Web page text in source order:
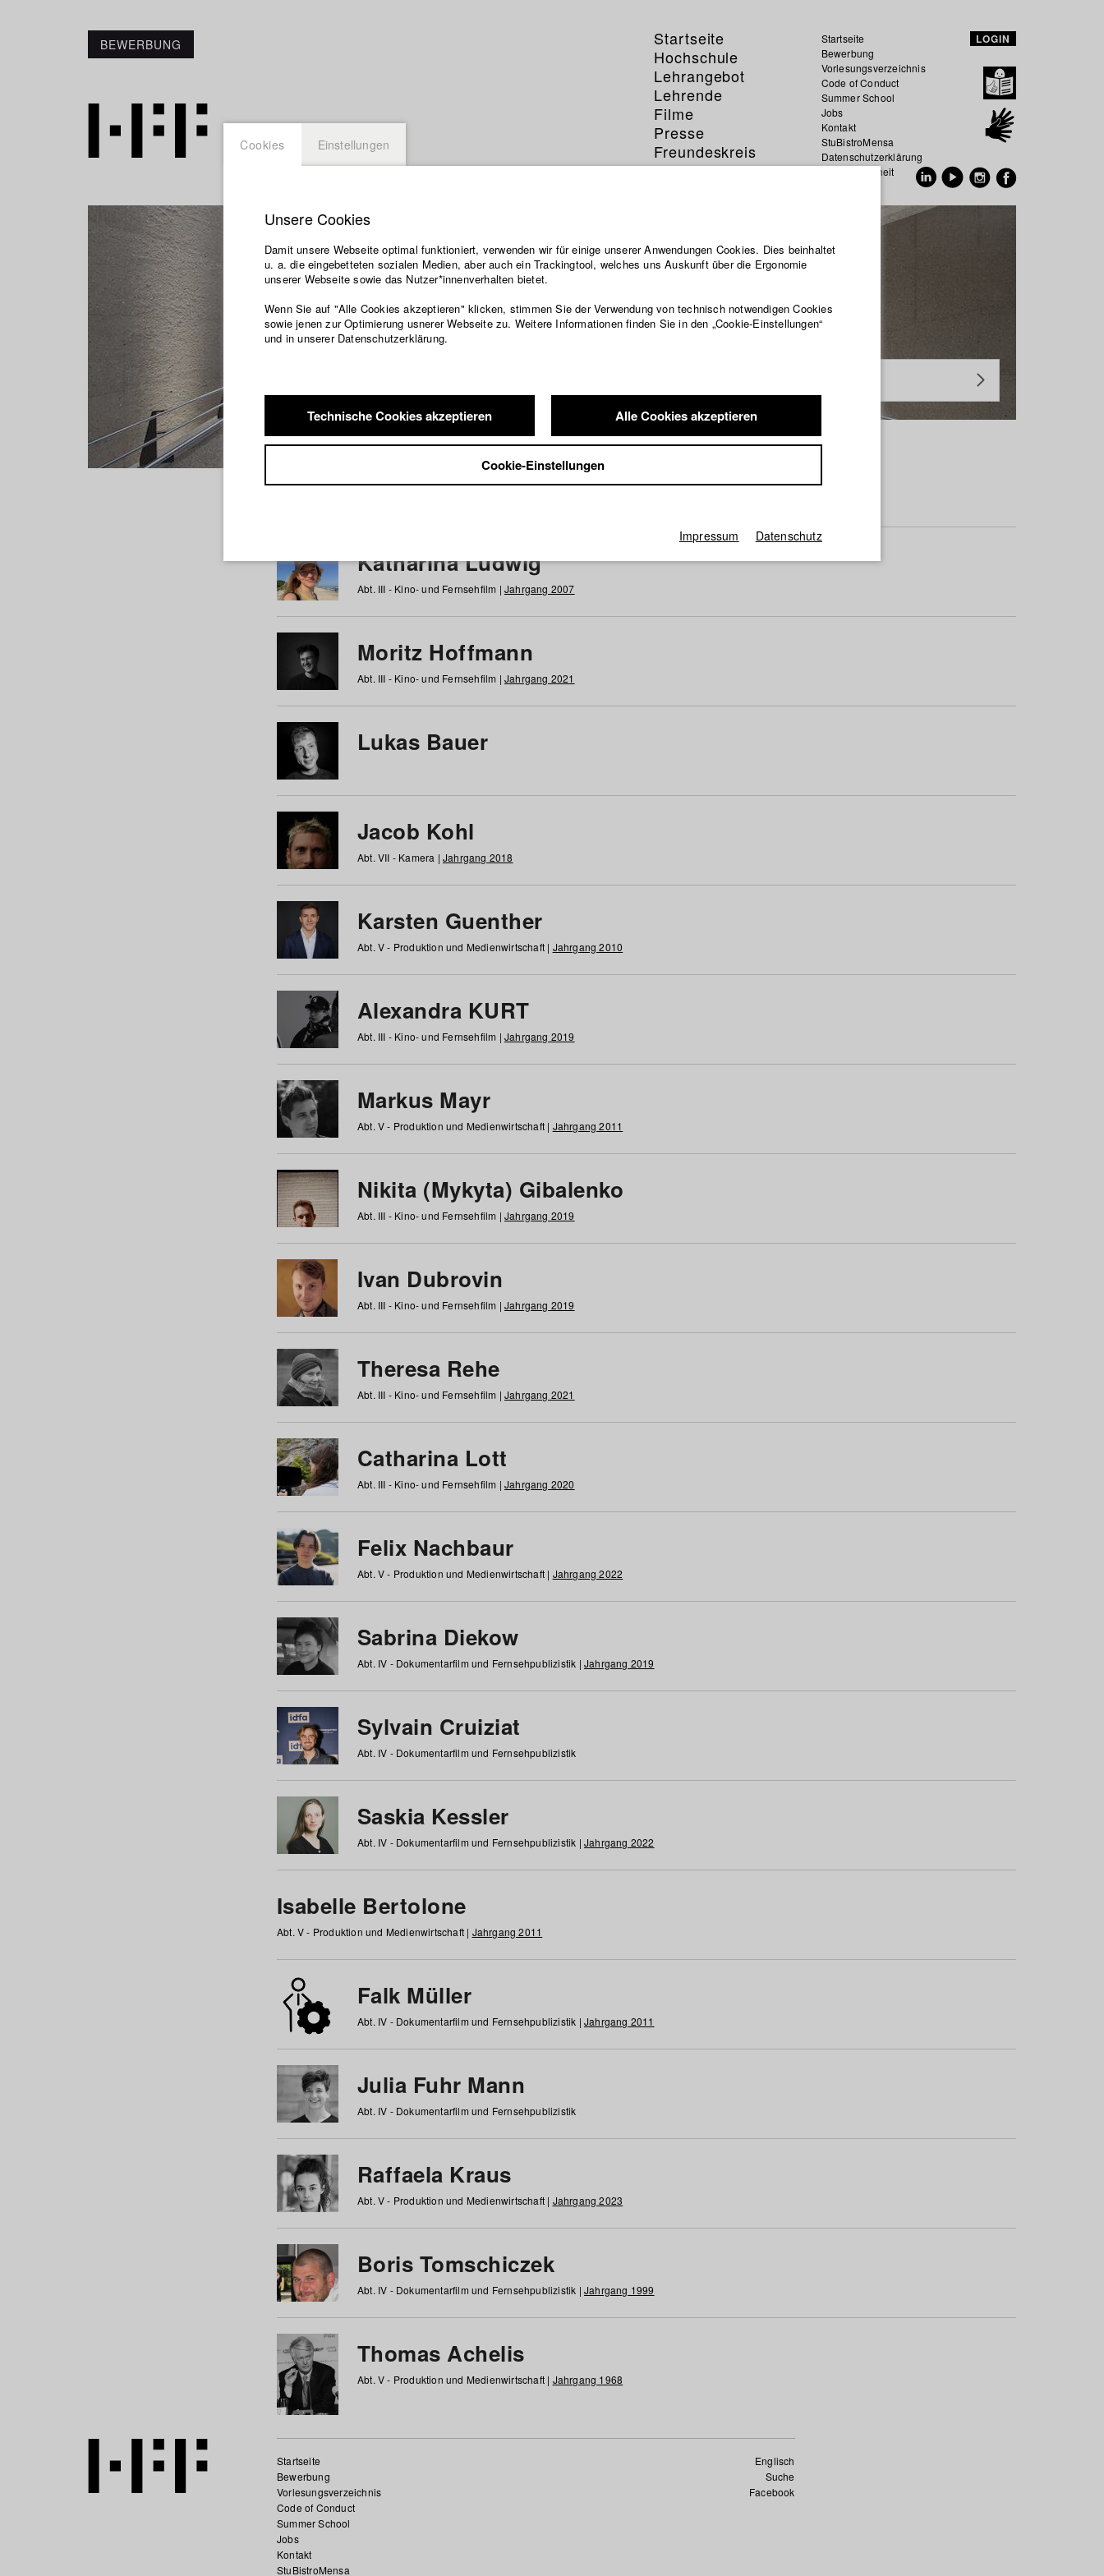
BEWERBUNG
Startseite
Hochschule
Lehrangebot
Lehrende
Filme
Presse
Freundeskreis
Service
Startseite
Bewerbung
Vorlesungsverzeichnis
Code of Conduct
Summer School
Jobs
Kontakt
StuBistroMensa
Datenschutzerklärung
Datensicherheit
LOGIN
Studierende / Alumni
a b c d e f g h i j k l m n o p q r s t u v w x y z Alle
Katharina Ludwig
Abt. III - Kino- und Fernsehfilm | Jahrgang 2007
Moritz Hoffmann
Abt. III - Kino- und Fernsehfilm | Jahrgang 2021
Lukas Bauer
Jacob Kohl
Abt. VII - Kamera | Jahrgang 2018
Karsten Guenther
Abt. V - Produktion und Medienwirtschaft | Jahrgang 2010
Alexandra KURT
Abt. III - Kino- und Fernsehfilm | Jahrgang 2019
Markus Mayr
Abt. V - Produktion und Medienwirtschaft | Jahrgang 2011
Nikita (Mykyta) Gibalenko
Abt. III - Kino- und Fernsehfilm | Jahrgang 2019
Ivan Dubrovin
Abt. III - Kino- und Fernsehfilm | Jahrgang 2019
Theresa Rehe
Abt. III - Kino- und Fernsehfilm | Jahrgang 2021
Catharina Lott
Abt. III - Kino- und Fernsehfilm | Jahrgang 2020
Felix Nachbaur
Abt. V - Produktion und Medienwirtschaft | Jahrgang 2022
Sabrina Diekow
Abt. IV - Dokumentarfilm und Fernsehpublizistik | Jahrgang 2019
Sylvain Cruiziat
Abt. IV - Dokumentarfilm und Fernsehpublizistik
Saskia Kessler
Abt. IV - Dokumentarfilm und Fernsehpublizistik | Jahrgang 2022
Isabelle Bertolone
Abt. V - Produktion und Medienwirtschaft | Jahrgang 2011
Falk Müller
Abt. IV - Dokumentarfilm und Fernsehpublizistik | Jahrgang 2011
Julia Fuhr Mann
Abt. IV - Dokumentarfilm und Fernsehpublizistik
Raffaela Kraus
Abt. V - Produktion und Medienwirtschaft | Jahrgang 2023
Boris Tomschiczek
Abt. IV - Dokumentarfilm und Fernsehpublizistik | Jahrgang 1999
Thomas Achelis
Abt. V - Produktion und Medienwirtschaft | Jahrgang 1968
Englisch
Suche
Facebook
Startseite
Bewerbung
Vorlesungsverzeichnis
Code of Conduct
Summer School
Jobs
Kontakt
StuBistroMensa
Cookies Einstellungen
Unsere Cookies
Damit unsere Webseite optimal funktioniert, verwenden wir für einige unserer Anwendungen Cookies. Dies beinhaltet
u. a. die eingebetteten sozialen Medien, aber auch ein Trackingtool, welches uns Auskunft über die Ergonomie
unserer Webseite sowie das Nutzer*innenverhalten bietet.
Wenn Sie auf "Alle Cookies akzeptieren" klicken, stimmen Sie der Verwendung von technisch notwendigen Cookies
sowie jenen zur Optimierung usnerer Webseite zu. Weitere Informationen finden Sie in den „Cookie-Einstellungen“
und in unserer Datenschutzerklärung.
Technische Cookies akzeptieren Alle Cookies akzeptieren
Cookie-Einstellungen
Impressum Datenschutz